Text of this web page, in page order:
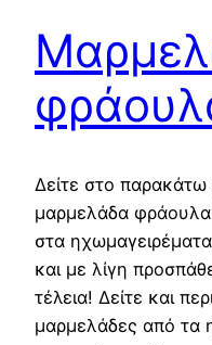
Δείτε στο παρακάτω
μαρμελάδα
στα
και με λίγη
τέλεια! Δείτε και
μαρμελάδες από τα